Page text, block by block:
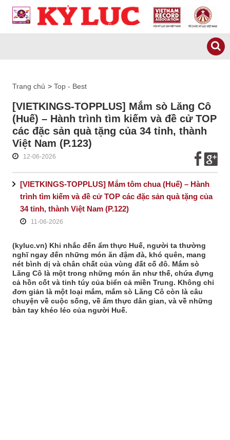
Trang chủ > Top - Best
[VIETKINGS-TOPPLUS] Mắm sò Lăng Cô
(Huế) – Hành trình tìm kiếm và đề cử TOP
các đặc sản quà tặng của 34 tỉnh, thành
Việt Nam (P.123)
12-06-2026
[VIETKINGS-TOPPLUS] Mắm tôm chua (Huế) – Hành
trình tìm kiếm và đề cử TOP các đặc sản quà tặng của
34 tỉnh, thành Việt Nam (P.122)
11-06-2026
(kyluc.vn) Khi nhắc đến ẩm thực Huế, người ta thường
nghĩ ngay đến những món ăn đậm đà, khó quên, mang
nét bình dị và chân chất của vùng đất cố đô. Mắm sò
Lăng Cô là một trong những món ăn như thế, chứa đựng
cả hồn cốt và tinh túy của biển cả miền Trung. Không chỉ
đơn giản là một loại mắm, mắm sò Lăng Cô còn là câu
chuyện về cuộc sống, về ẩm thực dân gian, và về những
bàn tay khéo léo của người Huế.